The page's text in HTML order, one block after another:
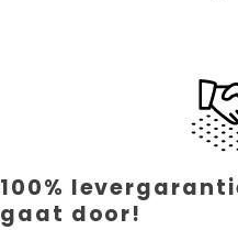
100%
gaat door!